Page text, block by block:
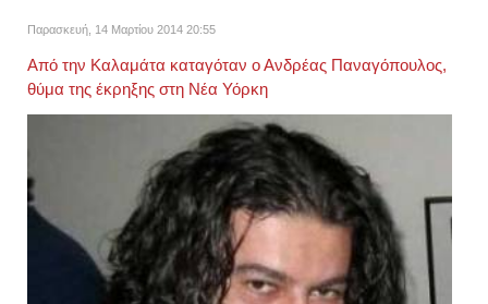
Παρασκευή, 14 Μαρτίου 2014 20:55
Από την Καλαμάτα καταγόταν ο Ανδρέας Παναγόπουλος,
θύμα της έκρηξης στη Νέα Υόρκη